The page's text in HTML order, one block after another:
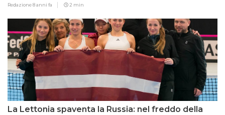
Redazione8 anni fa 2 min
La Lettonia spaventa la Russia: nel freddo della